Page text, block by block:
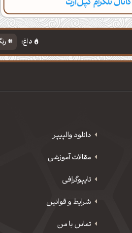
داغ:
دانلود‌ والپیپر
مقالات آموزشی
‌تایپوگرافی
شرایط و قوانین
تماس با من